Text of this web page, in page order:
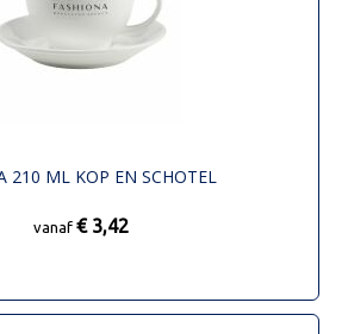
210 ML KOP EN SCHOTEL
vanaf € 3,42